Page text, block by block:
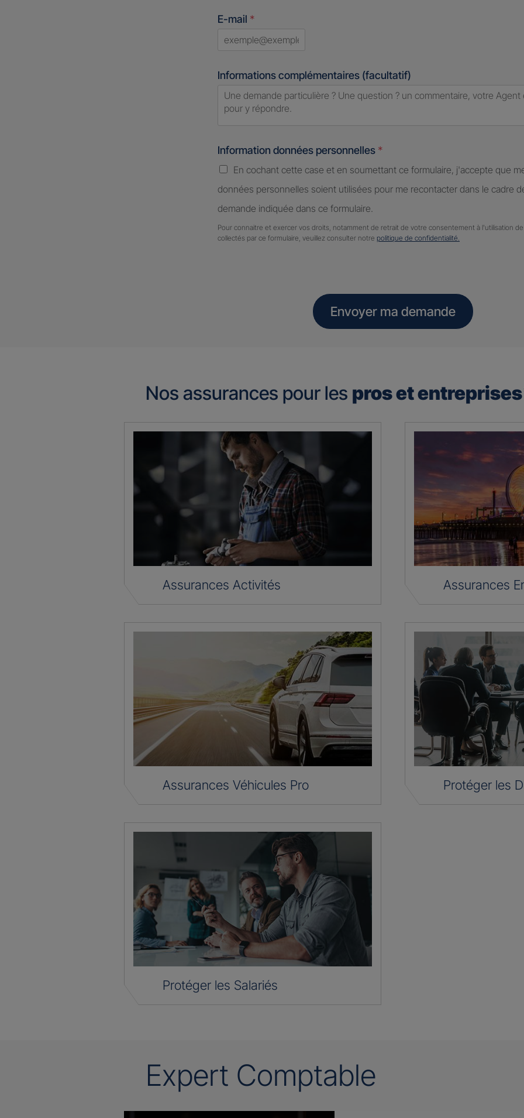
+1
E-mail *
Informations complémentaires (facultatif)
Information données personnelles *
En cochant cette case et en soumettant ce formulaire, j'accepte que
données personnelles soient utilisées pour me recontacter dans le cadre
demande indiquée dans ce formulaire.
Pour connaitre et exercer vos droits, notamment de retrait de votre consentement à l'utilisation
collectés par ce formulaire, veuillez consulter notre politique de confidentialité.
Envoyer ma demande
Nos assurances pour les pros et
Assurances Activités Assurances
Assurances Véhicules Pro Protéger les
Protéger les Salariés
Expert Comptable